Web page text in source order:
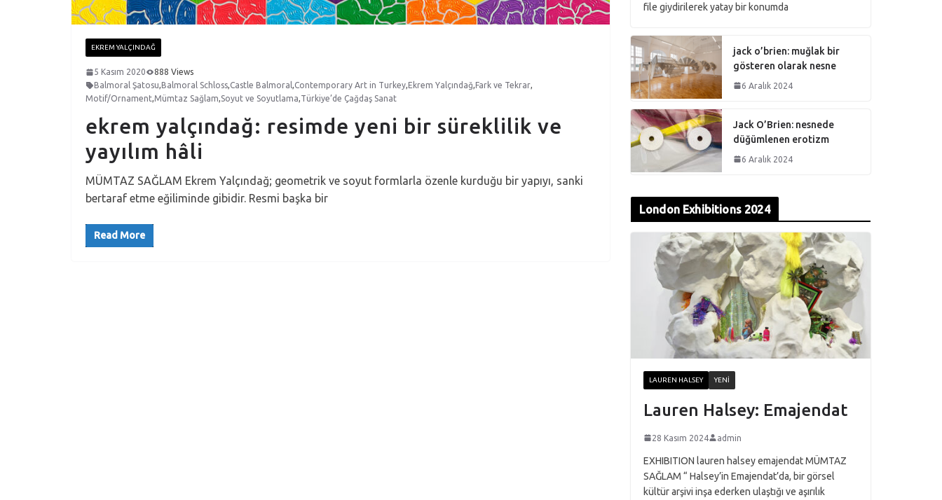
EKREM YALÇINDAĞ
5 Kasım 2020
888 Views
Balmoral Şatosu, Balmoral Schloss,Castle Balmoral,Contemporary Art in Turkey, Ekrem Yalçındağ, Fark ve Tekrar,
Motif/Ornament,Mümtaz Sağlam,Soyut ve Soyutlama,Türkiye’de Çağdaş Sanat
ekrem yalçındağ: resimde yeni bir süreklilik ve
yayılım hâli
MÜMTAZ SAĞLAM Ekrem Yalçındağ; geometrik ve soyut formlarla özenle kurduğu bir yapıyı, sanki
bertaraf etme eğiliminde gibidir. Resmi başka bir
Read More
file giydirilerek yatay bir konumda
jack o’brien: muğlak bir
gösteren olarak nesne
6 Aralık 2024
Jack O’Brien: nesnede
düğümlenen erotizm
6 Aralık 2024
London Exhibitions 2024
LAUREN HALSEY YENI
Lauren Halsey: Emajendat
28 Kasım 2024 admin
EXHIBITION lauren halsey emajendat MÜMTAZ
SAĞLAM “ Halsey’in Emajendat’da, bir görsel
kültür arşivi inşa ederken ulaştığı ve aşırılık